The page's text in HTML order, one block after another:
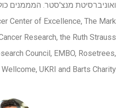
ואוניברסיטת מנצ'סטר. המממנים
Center of Excellence, The Mark
Research, the Ruth Strauss
Council, EMBO, Rosetrees,
Wellcome, UKRI and Barts Charity.